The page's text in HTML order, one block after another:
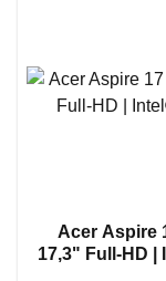
Acer Aspire
17,3" Full-HD |